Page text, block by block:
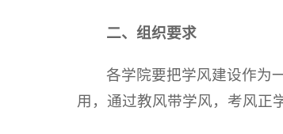
二、组织要求
各学院要把学风建设作为
用，通过教风带学风，考风正